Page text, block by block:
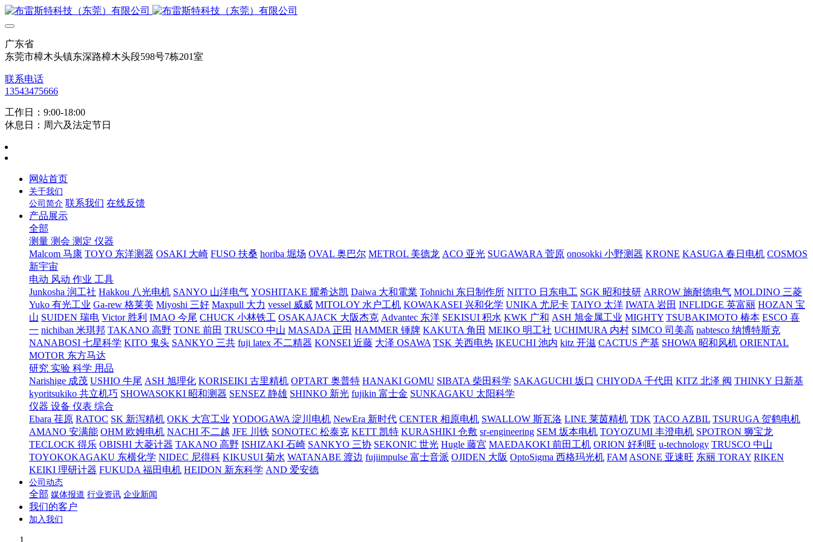
广东省
东莞市樟木头镇东深路樟木头段598号7栋201室
联系电话
13543475666
工作日：9:00-18:00
休息日：周六及法定节日
网站首页
关于我们
公司简介 联系我们 在线反馈
产品展示
全部
测量 测会 测定 仪器
Malcom 马康 TOYO 东洋测器 OSAKI 大崎 FUSO 扶桑 horiba 堀场 OVAL 奥巴尔 METROL 美德龙 ACO 亚光 SUGAWARA 菅原 onosokki 小野测器 KRONE KASUGA 春日电机 COSMOS
新宇宙
电动 风动 作业 工具
Junkosha 润工社 Hakkou 八光电机 SANYO 山洋电气 YOSHITAKE 耀希达凯 Daiwa 大和電業 Tohnichi 东日制作所 NITTO 日东电工 SGK 昭和技研 ARROW 施耐德电气 MOLDINO 三菱
Yuko 有光工业 Ga-rew 格莱美 Miyoshi 三好 Maxpull 大力 vessel 威威 MITOLOY 水户工机 KOWAKASEI 兴和化学 UNIKA 尤尼卡 TAIYO 太洋 IWATA 岩田 INFLIDGE 英富丽 HOZAN 宝
山 SUIDEN 瑞电 Victor 胜利 IMAO 今尾 CHUCK 小林铁工 OSAKAJACK 大阪杰克 Advantec 东洋 SEKISUI 积水 KWK 广和 ASH 旭金属工业 MIGHTY TSUBAKIMOTO 椿本 ESCO 喜
一 nichiban 米琪邦 TAKANO 高野 TONE 前田 TRUSCO 中山 MASADA 正田 HAMMER 锤牌 KAKUTA 角田 MEIKO 明工社 UCHIMURA 内村 SIMCO 司美高 nabtesco 纳博特斯克
NANABOSI 七星科学 KITO 鬼头 SANKYO 三共 fuji latex 不二精器 KONSEI 近藤 大泽 OSAWA TSK 关西电热 IKEUCHI 池内 kitz 开滋 CACTUS 产基 SHOWA 昭和风机 ORIENTAL
MOTOR 东方马达
研究 实验 科学 用品
Narishige 成茂 USHIO 牛尾 ASH 旭理化 KORISEIKI 古里精机 OPTART 奥普特 HANAKI GOMU SIBATA 柴田科学 SAKAGUCHI 坂口 CHIYODA 千代田 KITZ 北泽 阀 THINKY 日新基
kyoritsukiko 共立机巧 SHOWASOKKI 昭和测器 SENSEZ 静雄 SHINKO 新光 fujikin 富士金 SUNKAGAKU 太阳科学
仪器 设备 仪表 综合
Ebara 荏原 RATOC SK 新泻精机 OKK 大宫工业 YODOGAWA 淀川电机 NewEra 新时代 CENTER 相原电机 SWALLOW 斯瓦洛 LINE 莱茵精机 TDK TACO AZBIL TSURUGA 贺鹤电机
AMANO 安满能 OHM 欧姆电机 NACHI 不二越 JFE 川铁 SONOTEC 松泰克 KETT 凯特 KURASHIKI 仓敷 sr-engineering SEM 坂本电机 TOYOZUMI 丰澄电机 SPOTRON 狮宝龙
TECLOCK 得乐 OBISHI 大菱计器 TAKANO 高野 ISHIZAKI 石崎 SANKYO 三协 SEKONIC 世光 Hugle 藤宫 MAEDAKOKI 前田工机 ORION 好利旺 u-technology TRUSCO 中山
TOYOKOKAGAKU 东横化学 NIDEC 尼得科 KIKUSUI 菊水 WATANABE 渡边 fujiimpulse 富士音派 OJIDEN 大阪 OptoSigma 西格玛光机 FAM ASONE 亚速旺 东丽 TORAY RIKEN
KEIKI 理研计器 FUKUDA 福田电机 HEIDON 新东科学 AND 爱安德
公司动态
全部 媒体报道 行业资讯 企业新闻
我们的客户
加入我们